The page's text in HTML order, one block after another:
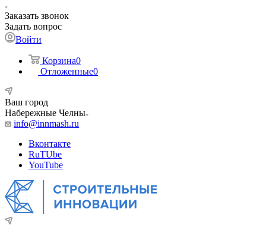
Заказать звонок
Задать вопрос
Войти
Корзина0
Отложенные0
Ваш город
Набережные Челны
info@innmash.ru
Вконтакте
RuTUbe
YouTube